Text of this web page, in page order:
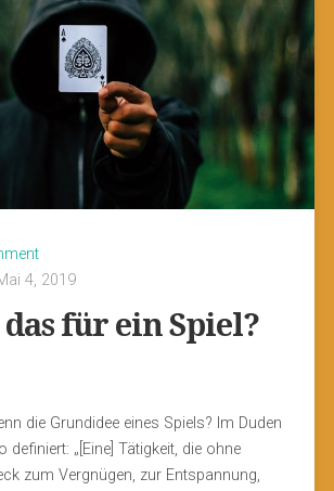
4, 2019
das für ein Spiel?
die Grundidee eines Spiels? Im Duden
definiert: „[Eine] Tätigkeit, die ohne
zum Vergnügen, zur Entspannung,